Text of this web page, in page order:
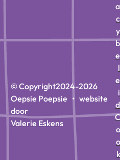
© Copyright2024-2026
Oepsie Poepsie • website
door
Valerie Eskens
a
c
y
b
e
l
e
i
d
C
o
o
k